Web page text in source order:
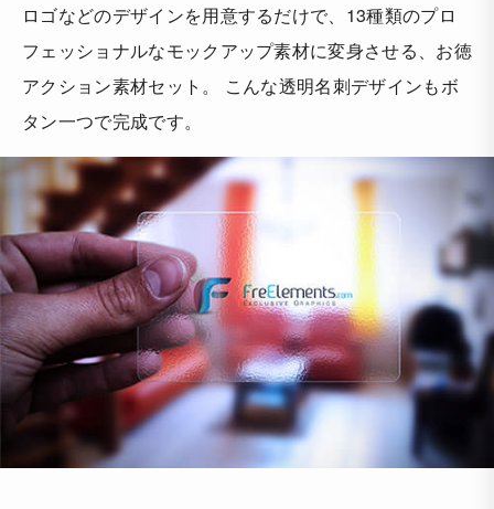
ロゴなどのデザインを用意するだけで、13種類のプロ
フェッショナルなモックアップ素材に変身させる、お徳
アクション素材セット。 こんな透明名刺デザインもボ
タン一つで完成です。